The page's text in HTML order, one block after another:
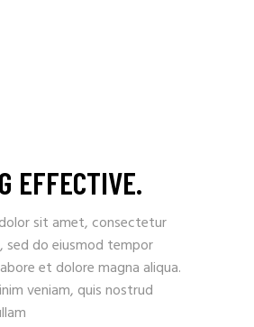
EFFECTIVE.
sit amet, consectetur
sed do eiusmod tempor
et dolore magna aliqua.
veniam, quis nostrud